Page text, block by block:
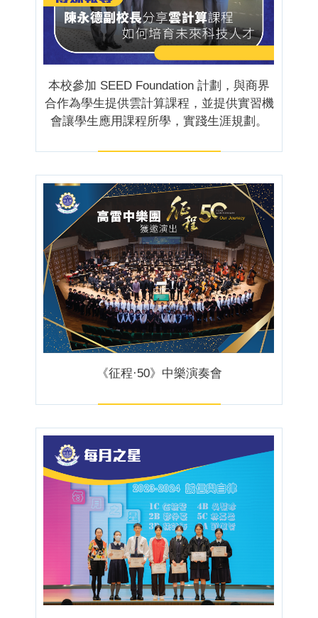
本校參加 SEED Foundation 計劃，與商界
合作為學生提供雲計算課程，並提供實習機
會讓學生應用課程所學，實踐生涯規劃。
《征程·50》中樂演奏會